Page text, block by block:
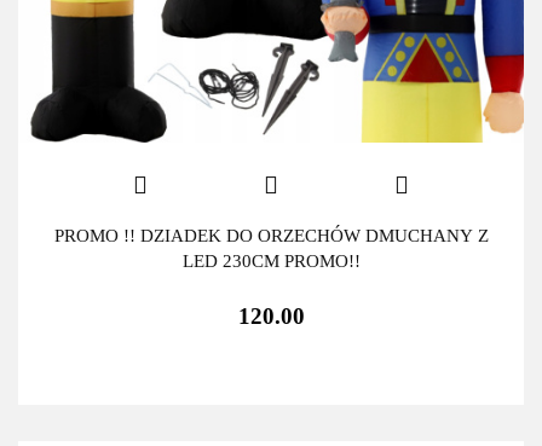
PROMO !! DZIADEK DO ORZECHÓW DMUCHANY Z
LED 230CM PROMO!!
120.00